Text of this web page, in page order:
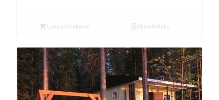
Lisää ostoskoriin Show Details